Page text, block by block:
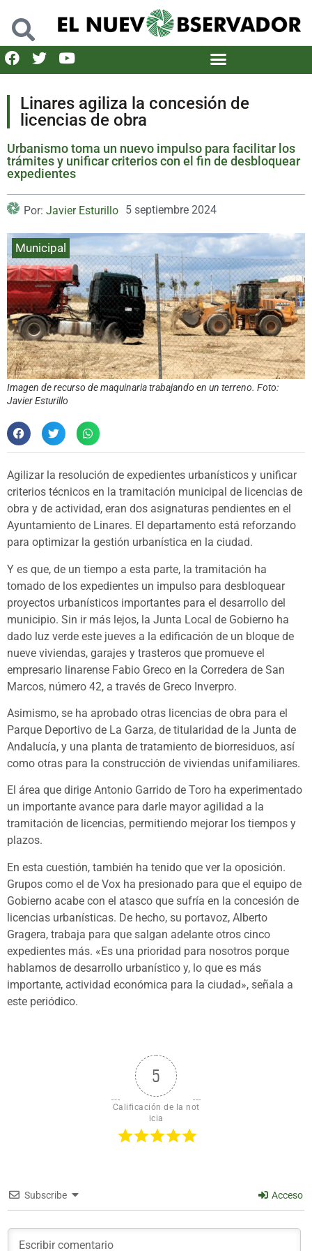
Linares agiliza la concesión de
licencias de obra
Urbanismo toma un nuevo impulso para facilitar los
trámites y unificar criterios con el fin de desbloquear
expedientes
Por: Javier Esturillo 5 septiembre 2024
Municipal
Imagen de recurso de maquinaria trabajando en un terreno. Foto:
Javier Esturillo
Agilizar la resolución de expedientes urbanísticos y unificar
criterios técnicos en la tramitación municipal de licencias de
obra y de actividad, eran dos asignaturas pendientes en el
Ayuntamiento de Linares. El departamento está reforzando
para optimizar la gestión urbanística en la ciudad.
Y es que, de un tiempo a esta parte, la tramitación ha
tomado de los expedientes un impulso para desbloquear
proyectos urbanísticos importantes para el desarrollo del
municipio. Sin ir más lejos, la Junta Local de Gobierno ha
dado luz verde este jueves a la edificación de un bloque de
nueve viviendas, garajes y trasteros que promueve el
empresario linarense Fabio Greco en la Corredera de San
Marcos, número 42, a través de Greco Inverpro.
Asimismo, se ha aprobado otras licencias de obra para el
Parque Deportivo de La Garza, de titularidad de la Junta de
Andalucía, y una planta de tratamiento de biorresiduos, así
como otras para la construcción de viviendas unifamiliares.
El área que dirige Antonio Garrido de Toro ha experimentado
un importante avance para darle mayor agilidad a la
tramitación de licencias, permitiendo mejorar los tiempos y
plazos.
En esta cuestión, también ha tenido que ver la oposición.
Grupos como el de Vox ha presionado para que el equipo de
Gobierno acabe con el atasco que sufría en la concesión de
licencias urbanísticas. De hecho, su portavoz, Alberto
Gragera, trabaja para que salgan adelante otros cinco
expedientes más. «Es una prioridad para nosotros porque
hablamos de desarrollo urbanístico y, lo que es más
importante, actividad económica para la ciudad», señala a
este periódico.
5
Calificación de la not
icia
Subscribe Acceso